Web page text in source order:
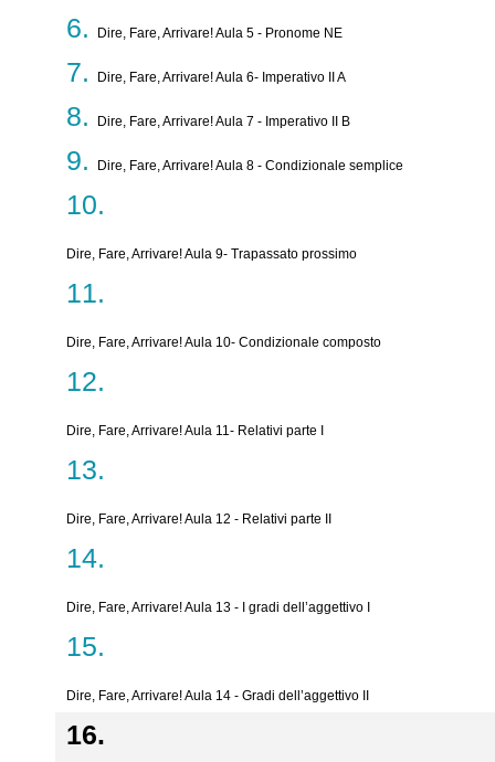
Dire, Fare, Arrivare! Aula 5 - Pronome NE
Dire, Fare, Arrivare! Aula 6- Imperativo II A
Dire, Fare, Arrivare! Aula 7 - Imperativo II B
Dire, Fare, Arrivare! Aula 8 - Condizionale semplice
Dire, Fare, Arrivare! Aula 9- Trapassato prossimo
Dire, Fare, Arrivare! Aula 10- Condizionale composto
Dire, Fare, Arrivare! Aula 11- Relativi parte I
Dire, Fare, Arrivare! Aula 12 - Relativi parte II
Dire, Fare, Arrivare! Aula 13 - I gradi dell’aggettivo I
Dire, Fare, Arrivare! Aula 14 - Gradi dell’aggettivo II